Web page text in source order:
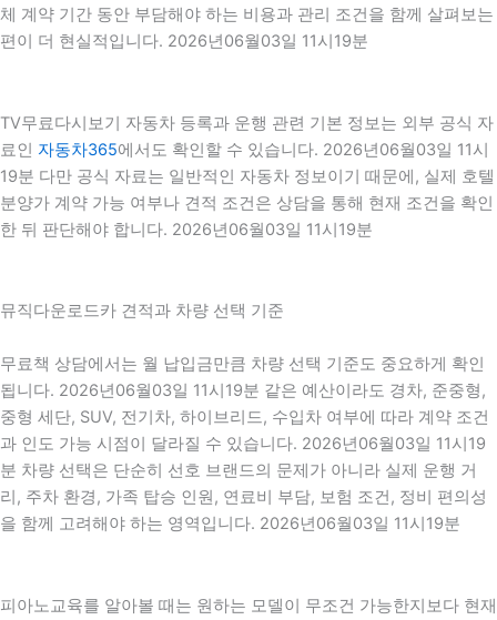
체 계약 기간 동안 부담해야 하는 비용과 관리 조건을 함께 살펴보는
편이 더 현실적입니다. 2026년06월03일 11시19분
TV무료다시보기 자동차 등록과 운행 관련 기본 정보는 외부 공식 자
료인 자동차365에서도 확인할 수 있습니다. 2026년06월03일 11시
19분 다만 공식 자료는 일반적인 자동차 정보이기 때문에, 실제 호텔
분양가 계약 가능 여부나 견적 조건은 상담을 통해 현재 조건을 확인
한 뒤 판단해야 합니다. 2026년06월03일 11시19분
뮤직다운로드카 견적과 차량 선택 기준
무료책 상담에서는 월 납입금만큼 차량 선택 기준도 중요하게 확인
됩니다. 2026년06월03일 11시19분 같은 예산이라도 경차, 준중형,
중형 세단, SUV, 전기차, 하이브리드, 수입차 여부에 따라 계약 조건
과 인도 가능 시점이 달라질 수 있습니다. 2026년06월03일 11시19
분 차량 선택은 단순히 선호 브랜드의 문제가 아니라 실제 운행 거
리, 주차 환경, 가족 탑승 인원, 연료비 부담, 보험 조건, 정비 편의성
을 함께 고려해야 하는 영역입니다. 2026년06월03일 11시19분
피아노교육를 알아볼 때는 원하는 모델이 무조건 가능한지보다 현재